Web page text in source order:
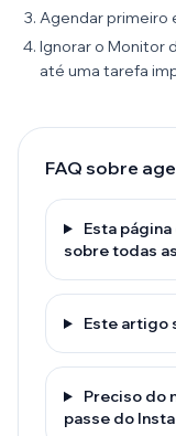
Agendar primeiro
Ignorar o Monitor
até uma tarefa
FAQ sobre
Esta
sobre todas
Este artigo
Preciso do
passe do